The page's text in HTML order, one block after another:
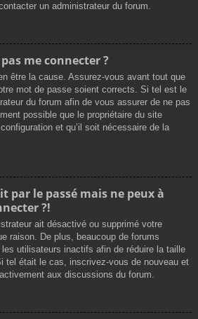
un administrateur du forum.
me connecter ?
être la cause. Assurez-vous avant tout que
mot de passe soient corrects. Si tel est le
du forum afin de vous assurer de ne pas
possible que le propriétaire du site
et qu’il soit nécessaire de la
par le passé mais ne peux à
?!
ait désactivé ou supprimé votre
raison. De plus, beaucoup de forums
utilisateurs inactifs afin de réduire la taille
tel était le cas, inscrivez-vous de nouveau et
aux discussions du forum.